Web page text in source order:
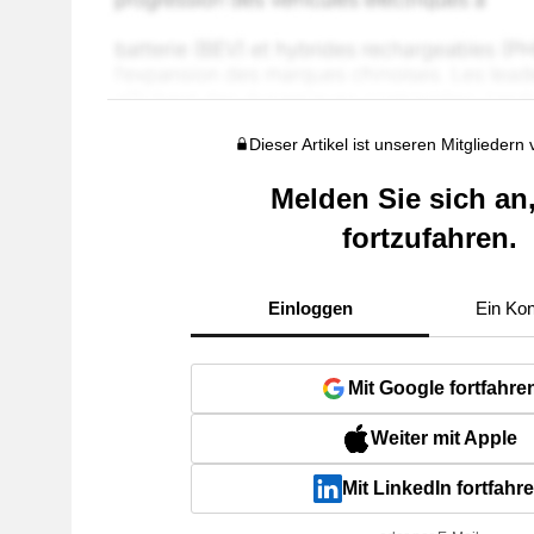
Dieser Artikel ist unseren Mitgliedern
Melden Sie sich
fortzufahren.
Einloggen Ein
Mit Google
Weiter mit Apple
Mit LinkedIn